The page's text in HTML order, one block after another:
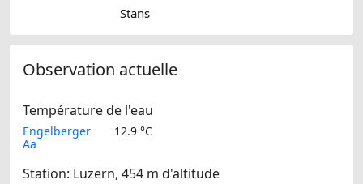
Stans
Observation actuelle
Température de l'eau
Engelberger
Aa
12.9 °C
Station: Luzern, 454 m d'altitude